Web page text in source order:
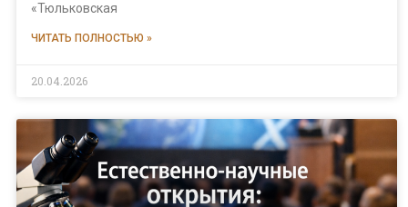
«Тюльковская
ЧИТАТЬ ПОЛНОСТЬЮ »
20.04.2026